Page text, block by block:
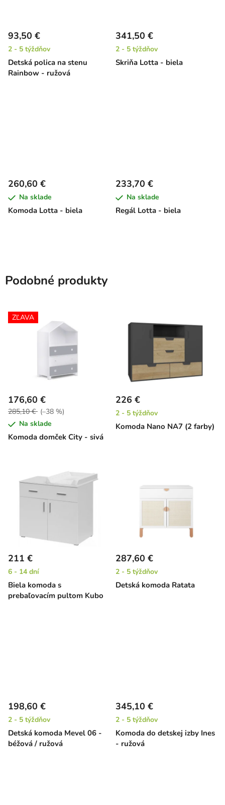
Detská polica na stenu
Rainbow - ružová
93,50 €
2 - 5 týždňov
Skriňa Lotta - biela
341,50 €
2 - 5 týždňov
Komoda Lotta - biela
260,60 €
Na sklade
Regál Lotta - biela
233,70 €
Na sklade
Podobné produkty
ZĽAVA
Komoda domček City - sivá
176,60 €
285,10 € (–38 %)
Na sklade
Komoda Nano NA7 (2 farby)
226 €
2 - 5 týždňov
Biela komoda s
prebaľovacím pultom Kubo
211 €
6 - 14 dní
Detská komoda Ratata
287,60 €
2 - 5 týždňov
Detská komoda Mevel 06 -
béžová / ružová
198,60 €
2 - 5 týždňov
Komoda do detskej izby Ines
- ružová
345,10 €
2 - 5 týždňov